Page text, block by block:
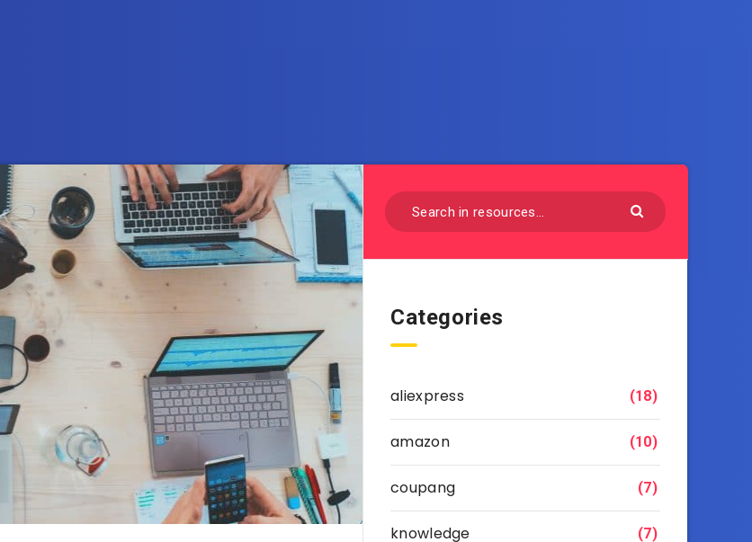
Categories
aliexpress (18)
amazon (10)
coupang (7)
knowledge (7)